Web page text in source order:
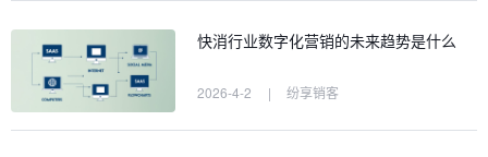
快消行业数字化营销的未来趋势是什么
2026-4-2 | 纷享销客